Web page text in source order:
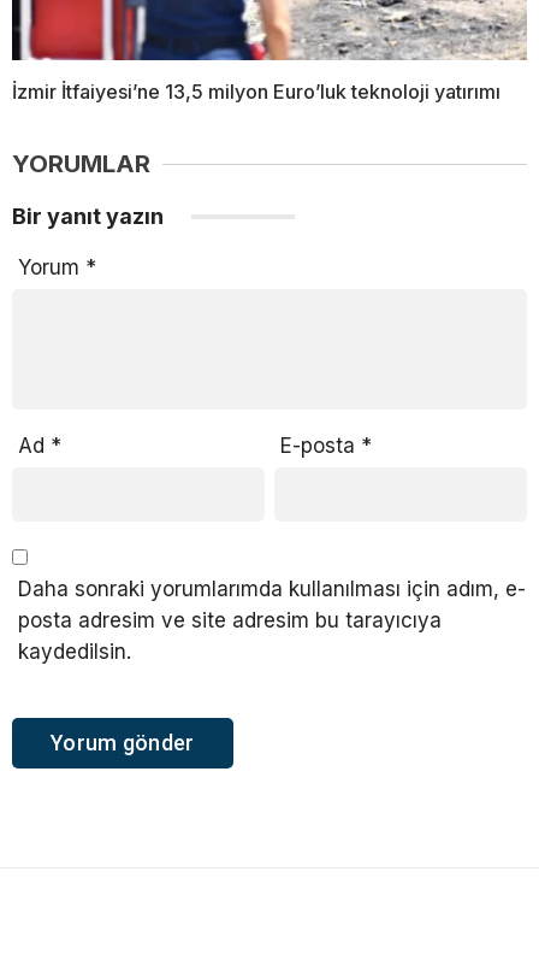
İzmir İtfaiyesi’ne 13,5 milyon Euro’luk teknoloji yatırımı
YORUMLAR
Bir yanıt yazın
Yorum *
Ad * E-posta *
Daha sonraki yorumlarımda kullanılması için adım, e-
posta adresim ve site adresim bu tarayıcıya
kaydedilsin.